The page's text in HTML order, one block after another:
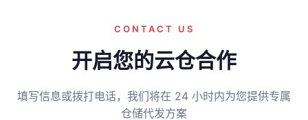
CONTACT US
开启您的云仓合作
填写信息或拨打电话，我们将在 24 小时内为您提供专属
仓储代发方案